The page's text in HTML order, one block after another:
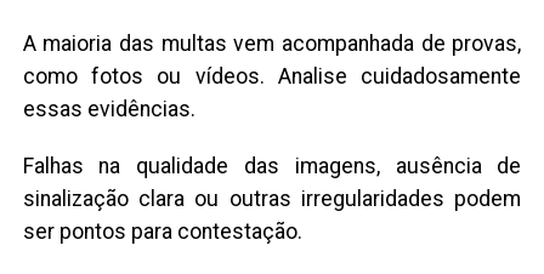
A maioria das multas vem acompanhada de provas,
como fotos ou vídeos. Analise cuidadosamente
essas evidências.
Falhas na qualidade das imagens, ausência de
sinalização clara ou outras irregularidades podem
ser pontos para contestação.